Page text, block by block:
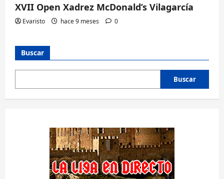
XVII Open Xadrez McDonald’s Vilagarcía
Evaristo hace 9 meses 0
Buscar
Buscar